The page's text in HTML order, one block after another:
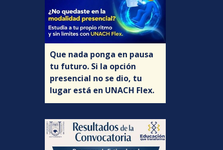
Que nada ponga en pausa
tu futuro. Si la opción
presencial no se dio, tu
lugar está en UNACH Flex.